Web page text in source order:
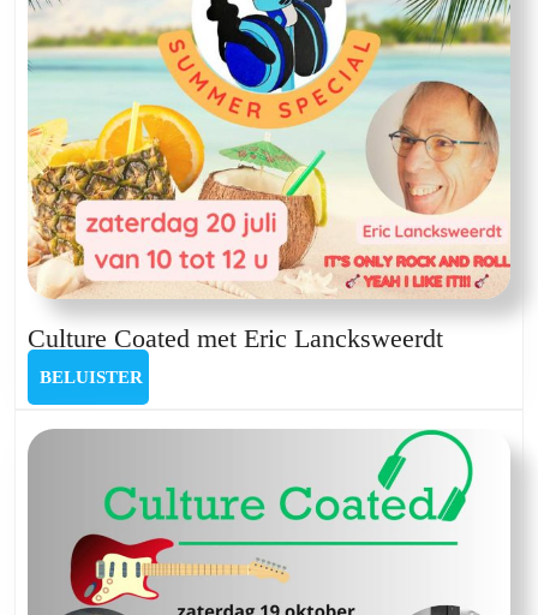
Puyenbroeck
en
Joke
Claessen
Culture Coated met Eric LancksweerdtCulture
Eric
BELUISTER